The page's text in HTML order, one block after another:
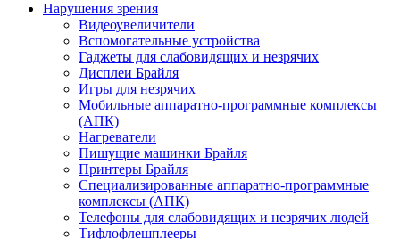
Нарушения зрения
Видеоувеличители
Вспомогательные устройства
Гаджеты для слабовидящих и незрячих
Дисплеи Брайля
Игры для незрячих
Мобильные аппаратно-программные комплексы
(АПК)
Нагреватели
Пишущие машинки Брайля
Принтеры Брайля
Специализированные аппаратно-программные
комплексы (АПК)
Телефоны для слабовидящих и незрячих людей
Тифлофлешплееры